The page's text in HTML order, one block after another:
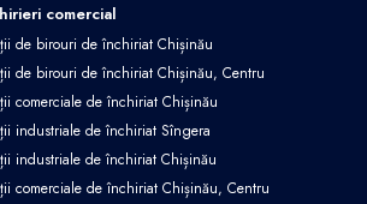
comercial
de birouri de închiriat Chișinău
de birouri de închiriat Chișinău, Centru
comerciale de închiriat Chișinău
industriale de închiriat Sîngera
industriale de închiriat Chișinău
comerciale de închiriat Chișinău, Centru